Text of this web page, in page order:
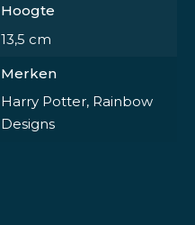
Hoogte
13,5 cm
Merken
Harry Potter, Rainbow
Designs